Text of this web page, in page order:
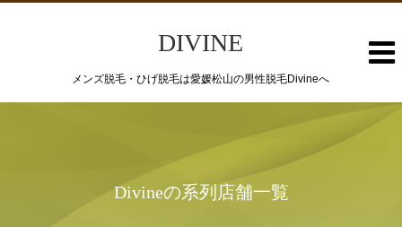
DIVINE
メンズ脱毛・ひげ脱毛は愛媛松山の男性脱毛Divineへ
Divineの系列店舗一覧